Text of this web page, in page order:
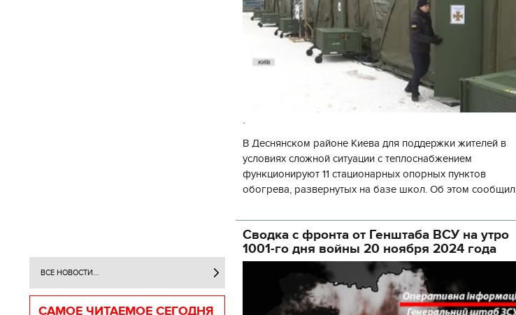
ВСЕ НОВОСТИ...
САМОЕ ЧИТАЕМОЕ СЕГОДНЯ
.
В Деснянском районе Киева для поддержки жителей в
условиях сложной ситуации с теплоснабжением
функционируют 11 стационарных опорных пунктов
обогрева, развернутых на базе школ. Об этом сообщил
государственной а
Сводка с фронта от Генштаба ВСУ на утро
1001-го дня войны 20 ноября 2024 года